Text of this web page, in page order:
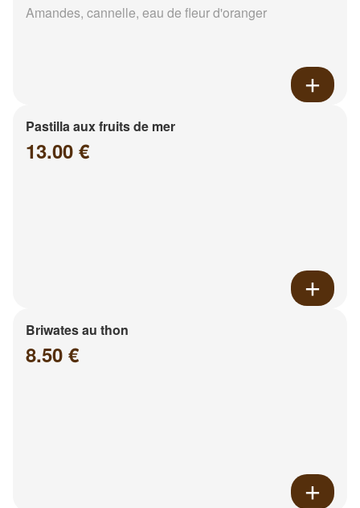
Amandes, cannelle, eau de fleur d'oranger
Pastilla aux fruits de mer
13.00 €
Briwates au thon
8.50 €